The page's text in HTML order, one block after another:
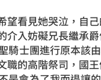
看見她哭泣，自
入妨礙兄長繼承
騎士團進行原本該
的高階祭司，國